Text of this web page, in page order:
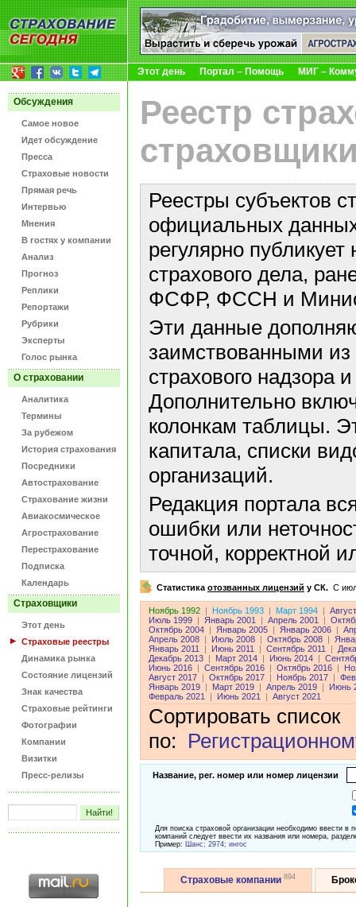
Этот день Портал – Помощь МИГ –
Обсуждения
Самое новое
Идет обсуждение
Пресса
Страховые новости
Прямая речь
Интервью
Мнения
В гостях у компании
Анализ
Прогноз
Реплики
Репортажи
Рубрики
Эксперты
Голос рынка
О страховании
Аналитика
Термины
За рубежом
История страхования
Посредники
Автострахование
Страхование жизни
Авиакосмическое
Агрострахование
Перестрахование
Подписка
Календарь
Страховщики
Этот день
Страховые реестры
Динамика рынка
Состояние лицензий
Знак качества
Страховые рейтинги
Фотографии
Компании
Визитки
Пресс-релизы
Реестр
Реестры субъектов
официальных данных
регулярно
страхового дела,
ФСФР, ФССН и
Эти данные
заимствованными
страхового надзора
Дополнительно
колонкам таблицы.
капитала, списки
организаций.
Редакция портала
ошибки или
точной, корректной
Статистика отозванных лицензий у СК. C
Ноябрь 1992 Ноябрь 1993 Март 1994
Июль 1999
Январь 2001 Апрель 2001
Октябрь 2004
Январь 2005 Январь 2006
Апрель 2008
Июль 2008 Октябрь 2008
Январь 2011
Июнь 2011 Сентябрь 2011
Декабрь 2013
Март 2014 Июнь 2014
Июнь 2016
Сентябрь 2016 Октябрь 2016
Август 2017
Октябрь 2017 Ноябрь 2017
Январь 2019
Март 2019 Апрель 2019
Июнь
Февраль 2021
Июнь 2021 Август 2021
Сортировать список
по:
Название, рег. номер или номер лицензии
Для поиска страховой организации необходимо ввести
компаний следует ввести их названия или номера,
Пример: Шанс; 2974; ингос
Страховые компании 894